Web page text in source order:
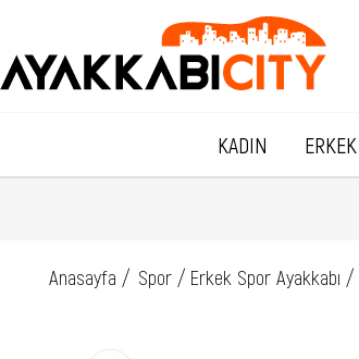
KADIN ERKEK
Anasayfa Spor Erkek Spor Ayakkabı